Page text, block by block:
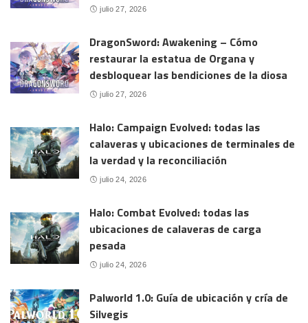
julio 27, 2026
DragonSword: Awakening – Cómo
restaurar la estatua de Organa y
desbloquear las bendiciones de la diosa
julio 27, 2026
Halo: Campaign Evolved: todas las
calaveras y ubicaciones de terminales de
la verdad y la reconciliación
julio 24, 2026
Halo: Combat Evolved: todas las
ubicaciones de calaveras de carga
pesada
julio 24, 2026
Palworld 1.0: Guía de ubicación y cría de
Silvegis